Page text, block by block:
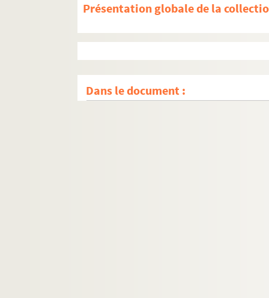
Présentation globale de la
Dans le document :